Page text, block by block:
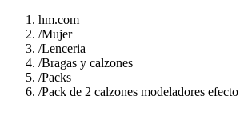
hm.com
/Mujer
/Lenceria
/Bragas y calzones
/Packs
/Pack de 2 calzones modeladores